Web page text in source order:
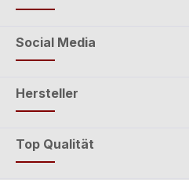
Social Media
Hersteller
Top Qualität